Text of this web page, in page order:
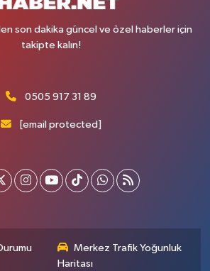
son dakika güncel ve özel haberler için
takipte kalın!
0505 917 31 89
[email protected]
Merkez Trafik Yoğunluk
Haritası